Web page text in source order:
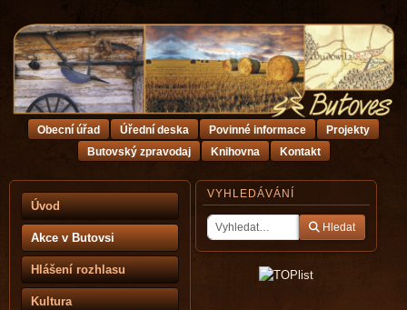
Úvod
Akce v Butovsi
Hlášení rozhlasu
Kultura
VYHLEDÁVÁNÍ
Hledat
Obecní úřad Úřední deska Povinné informace
Projekty
Butovský zpravodaj
Knihovna Kontakt